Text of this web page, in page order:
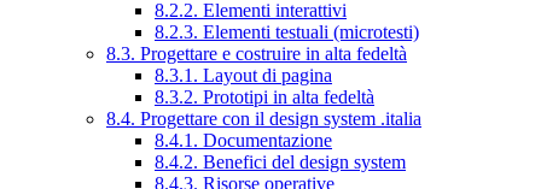
8.2.2. Elementi interattivi
8.2.3. Elementi testuali (microtesti)
8.3. Progettare e costruire in alta fedeltà
8.3.1. Layout di pagina
8.3.2. Prototipi in alta fedeltà
8.4. Progettare con il design system .italia
8.4.1. Documentazione
8.4.2. Benefici del design system
8.4.3. Risorse operative